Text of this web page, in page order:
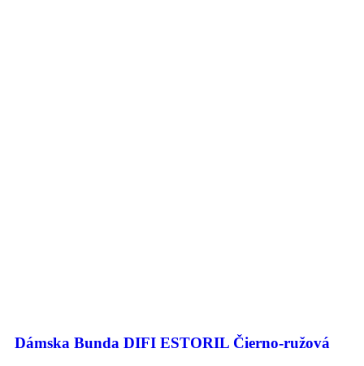
Dámska Bunda DIFI ESTORIL Čierno-ružová